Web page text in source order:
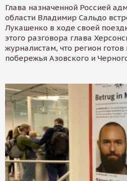
Глава назначенной Россией
области Владимир Сальдо
Лукашенко в ходе своей
этого разговора глава
журналистам, что регион
побережья Азовского и